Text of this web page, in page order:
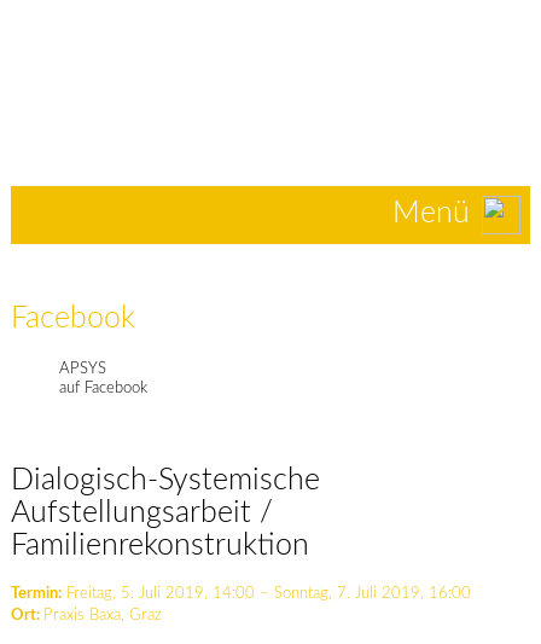
Menü
Facebook
APSYS
auf Facebook
Dialogisch-Systemische
Aufstellungsarbeit /
Familienrekonstruktion
Termin:Freitag, 5. Juli 2019, 14:00 – Sonntag, 7. Juli 2019, 16:00
Ort: Praxis Baxa, Graz